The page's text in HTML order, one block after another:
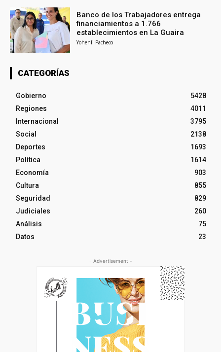
Banco de los Trabajadores entrega
financiamientos a 1.766
establecimientos en La Guaira
Yohenli Pacheco
CATEGORÍAS
Gobierno
5428
Regiones
4011
Internacional
3795
Social
2138
Deportes
1693
Política
1614
Economía
903
Cultura
855
Seguridad
829
Judiciales
260
Análisis
75
Datos
23
- Advertisement -